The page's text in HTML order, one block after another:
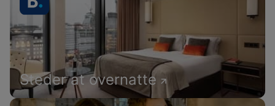
Steder at overnatte